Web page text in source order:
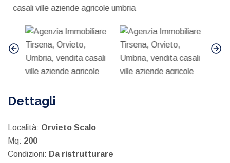
Dettagli
Località: Orvieto Scalo
Mq: 200
Condizioni: Da ristrutturare